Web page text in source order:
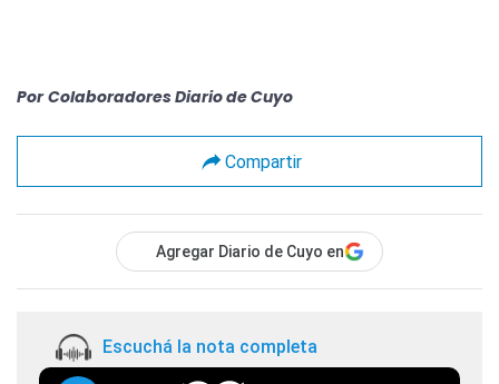
Por Colaboradores Diario de Cuyo
Compartir
Agregar Diario de Cuyo en
Escuchá la nota completa